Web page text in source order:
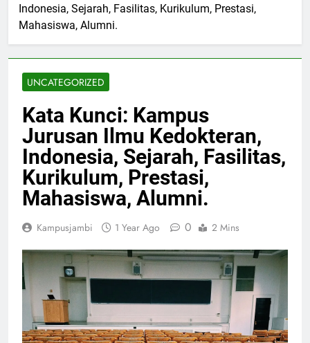
Indonesia, Sejarah, Fasilitas, Kurikulum, Prestasi,
Mahasiswa, Alumni.
UNCATEGORIZED
Kata Kunci: Kampus
Jurusan Ilmu Kedokteran,
Indonesia, Sejarah, Fasilitas,
Kurikulum, Prestasi,
Mahasiswa, Alumni.
Kampusjambi 1 Year Ago 0 2 Mins